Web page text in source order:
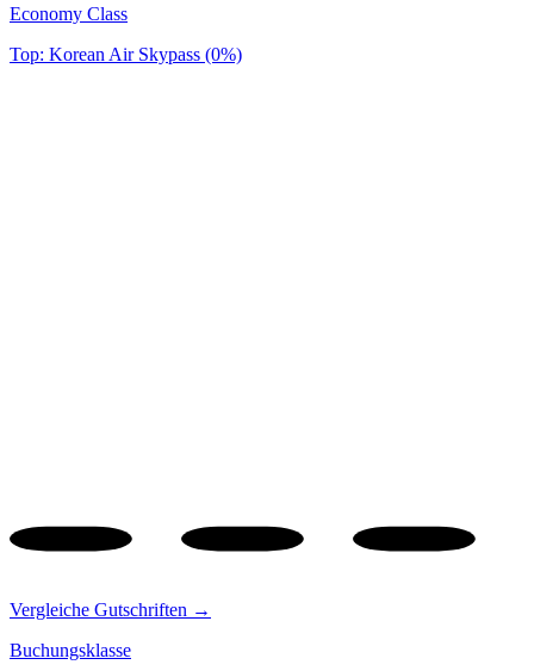
Economy Class
Top: Korean Air Skypass (0%)
Vergleiche Gutschriften →
Buchungsklasse